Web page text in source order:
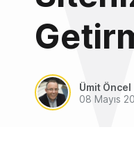
Ümit Öncel
08 Mayıs